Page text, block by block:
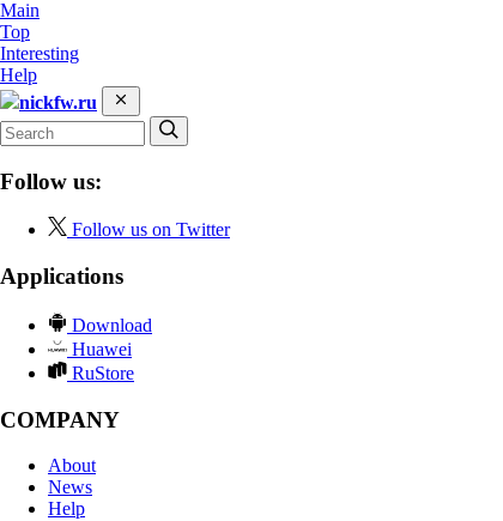
Main
Top
Interesting
Help
nickfw.ru
Follow us:
Follow us on Twitter
Applications
Download
Huawei
RuStore
COMPANY
About
News
Help